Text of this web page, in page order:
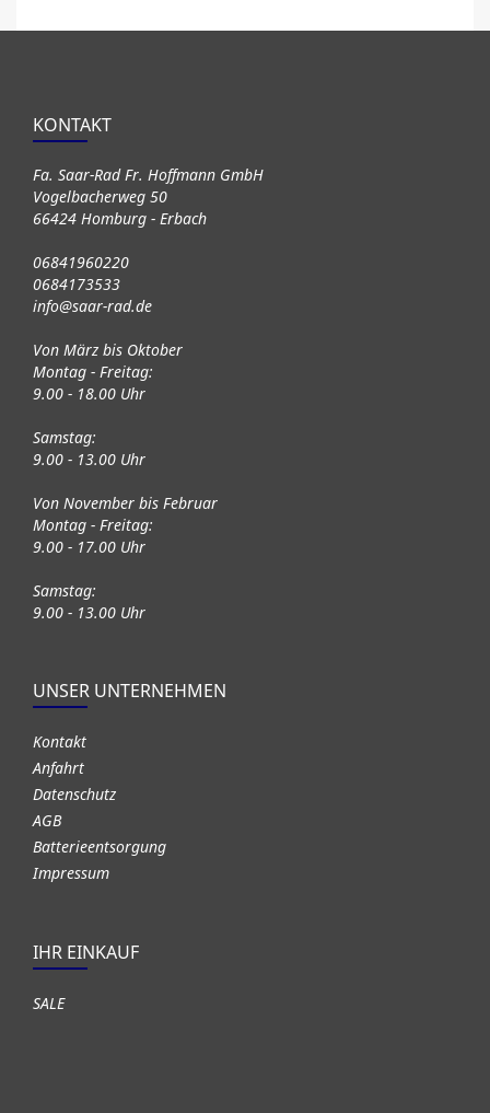
KONTAKT
Fa. Saar-Rad Fr. Hoffmann GmbH
Vogelbacherweg 50
66424 Homburg - Erbach
06841960220
0684173533
info@saar-rad.de
Von März bis Oktober
Montag - Freitag:
9.00 - 18.00 Uhr
Samstag:
9.00 - 13.00 Uhr
Von November bis Februar
Montag - Freitag:
9.00 - 17.00 Uhr
Samstag:
9.00 - 13.00 Uhr
UNSER UNTERNEHMEN
Kontakt
Anfahrt
Datenschutz
AGB
Batterieentsorgung
Impressum
IHR EINKAUF
SALE